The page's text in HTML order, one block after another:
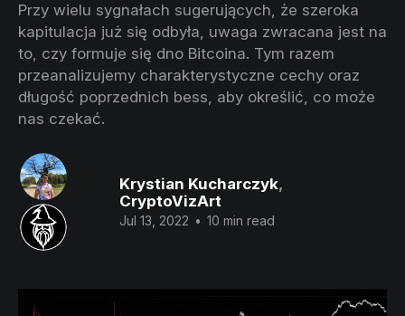
Przy wielu sygnałach sugerujących, że szeroka
kapitulacja już się odbyła, uwaga zwracana jest na
to, czy formuje się dno Bitcoina. Tym razem
przeanalizujemy charakterystyczne cechy oraz
długość poprzednich bess, aby określić, co może
nas czekać.
Krystian Kucharczyk,
CryptoVizArt
Jul 13, 2022 • 10 min read